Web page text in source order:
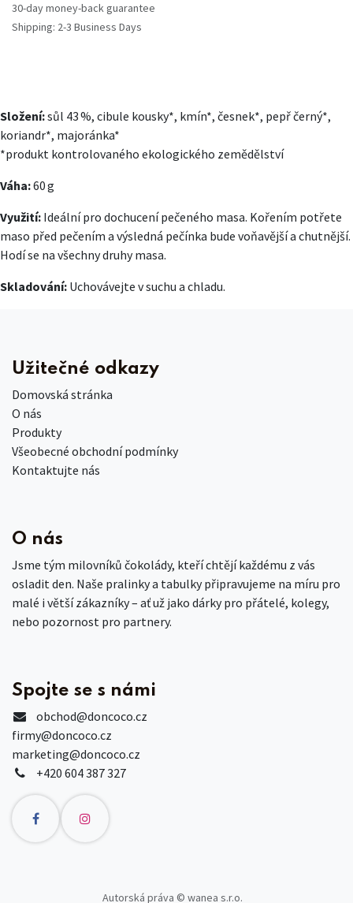
30-day money-back guarantee
Shipping: 2-3 Business Days
Složení:sůl 43 %, cibule kousky*, kmín*, česnek*, pepř černý*,
koriandr*, majoránka*
*produkt kontrolovaného ekologického zemědělství
Váha:60 g
Využití: Ideální pro dochucení pečeného masa. Kořením potřete
maso před pečením a výsledná pečínka bude voňavější a chutnější.
Hodí se na všechny druhy masa.
Skladování: Uchovávejte v suchu a chladu.
Užitečné odkazy
Domovská stránka
O nás
Produkty
Všeobecné obchodní podmínky
Kontaktujte nás
O nás
Jsme tým milovníků čokolády, kteří chtějí každému z vás
osladit den. Naše pralinky a tabulky připravujeme na míru pro
malé i větší zákazníky – ať už jako dárky pro přátelé, kolegy,
nebo pozornost pro partnery.
Spojte se s námi
obchod@doncoco.cz
firmy@doncoco.cz
marketing@doncoco.cz
+420 604 387 327
Autorská práva © wanea s.r.o.